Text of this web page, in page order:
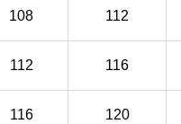
108 112
112 116
116 120